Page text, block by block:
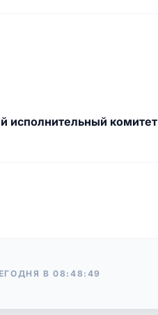
исполнительный комитет
В08:48:49